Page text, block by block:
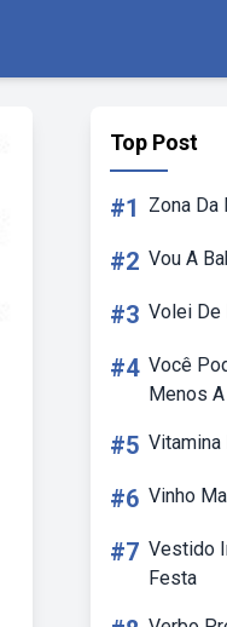
Top Post
#1 Zona Da
#2 Vou A
#3 Volei De
#4 Você
Menos
#5 Vitamina
#6 Vinho
#7 Vestido
Festa